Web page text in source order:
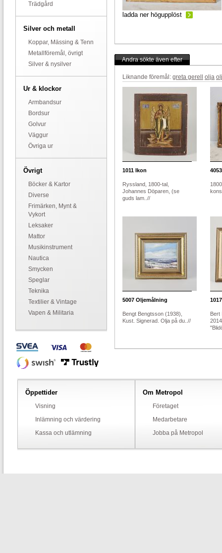
Trädgård
Silver och metall
Koppar, Mässing & Tenn
Metallföremål, övrigt
Silver & nysilver
Ur & klockor
Armbandsur
Bordsur
Golvur
Väggur
Övriga ur
Övrigt
Böcker & Kartor
Diverse
Frimärken, Mynt &
Vykort
Leksaker
Mattor
Musikinstrument
Nautica
Smycken
Speglar
Teknika
Textilier & Vintage
Vapen & Militaria
ladda ner högupplöst
Andra sökte även efter
Liknande föremål: greta gerell olja
1011 Ikon
Ryssland, 1800-tal,
Johannes Döparen, (se
guds lam..//
4053
5007 Oljemålning
Bengt Bengtsson (1938),
Kust. Signerad. Olja på du..//
1017
Bert
Öppettider
Visning
Inlämning och värdering
Kassa och utlämning
Om Metropol
Företaget
Medarbetare
Jobba på Metropol